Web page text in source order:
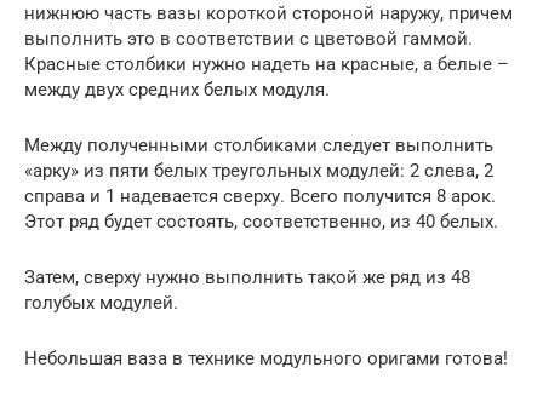
нижнюю часть вазы короткой стороной наружу, причем
выполнить это в соответствии с цветовой гаммой.
Красные столбики нужно надеть на красные, а белые –
между двух средних белых модуля.
Между полученными столбиками следует выполнить
«арку» из пяти белых треугольных модулей: 2 слева, 2
справа и 1 надевается сверху. Всего получится 8 арок.
Этот ряд будет состоять, соответственно, из 40 белых.
Затем, сверху нужно выполнить такой же ряд из 48
голубых модулей.
Небольшая ваза в технике модульного оригами готова!